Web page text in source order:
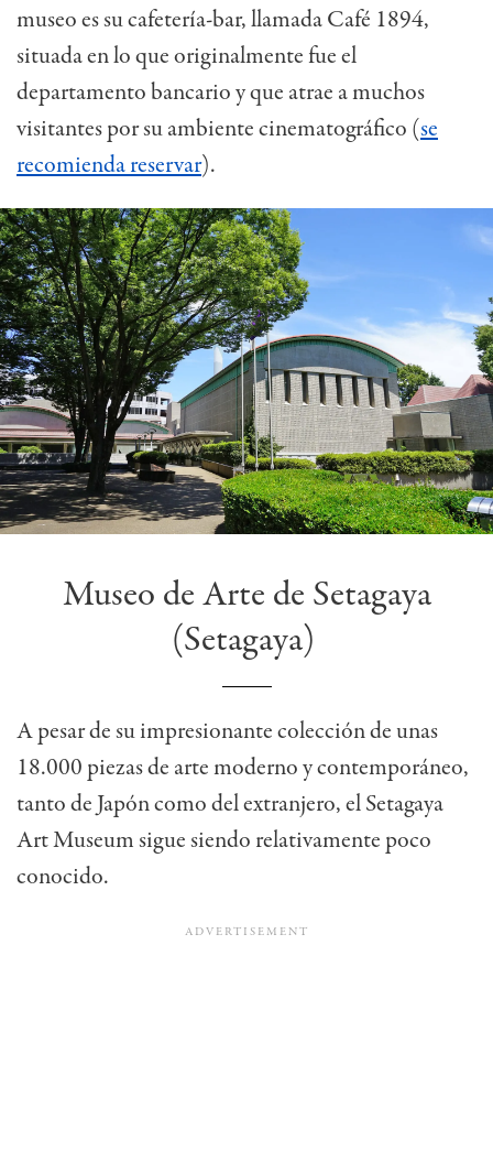
museo es su cafetería-bar, llamada Café 1894,
situada en lo que originalmente fue el
departamento bancario y que atrae a muchos
visitantes por su ambiente cinematográfico (se
recomienda reservar).
Museo de Arte de Setagaya
(Setagaya)
A pesar de su impresionante colección de unas
18.000 piezas de arte moderno y contemporáneo,
tanto de Japón como del extranjero, el Setagaya
Art Museum sigue siendo relativamente poco
conocido.